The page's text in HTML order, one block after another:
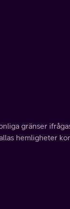
gränser
hemligheter